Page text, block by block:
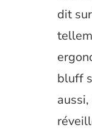
dit
bluff